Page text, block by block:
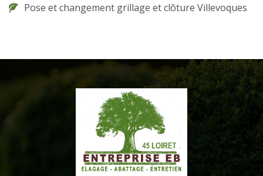
Pose et changement grillage et clôture Villevoques